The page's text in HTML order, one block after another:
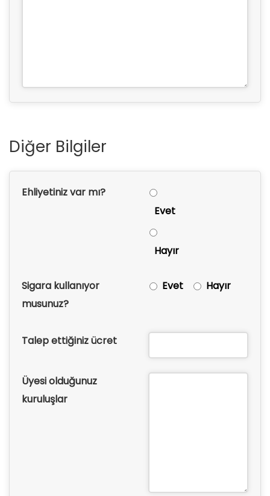
Diğer Bilgiler
Ehliyetiniz var mı?
Evet
Hayır
Sigara kullanıyor
musunuz?
Evet Hayır
Talep ettiğiniz ücret
Üyesi olduğunuz
kuruluşlar